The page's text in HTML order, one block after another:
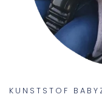
KUNSTSTOF